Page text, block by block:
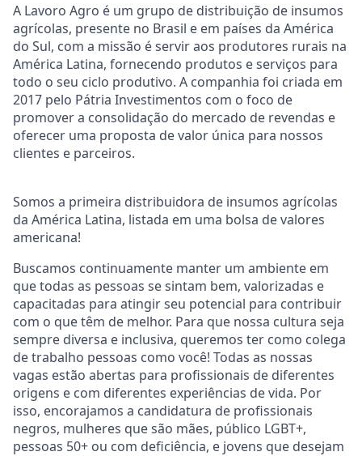
A Lavoro Agro é um grupo de distribuição de insumos
agrícolas, presente no Brasil e em países da América
do Sul, com a missão é servir aos produtores rurais na
América Latina, fornecendo produtos e serviços para
todo o seu ciclo produtivo. A companhia foi criada em
2017 pelo Pátria Investimentos com o foco de
promover a consolidação do mercado de revendas e
oferecer uma proposta de valor única para nossos
clientes e parceiros.
Somos a primeira distribuidora de insumos agrícolas
da América Latina, listada em uma bolsa de valores
americana!
Buscamos continuamente manter um ambiente em
que todas as pessoas se sintam bem, valorizadas e
capacitadas para atingir seu potencial para contribuir
com o que têm de melhor. Para que nossa cultura seja
sempre diversa e inclusiva, queremos ter como colega
de trabalho pessoas como você! Todas as nossas
vagas estão abertas para profissionais de diferentes
origens e com diferentes experiências de vida. Por
isso, encorajamos a candidatura de profissionais
negros, mulheres que são mães, público LGBT+,
pessoas 50+ ou com deficiência, e jovens que desejam